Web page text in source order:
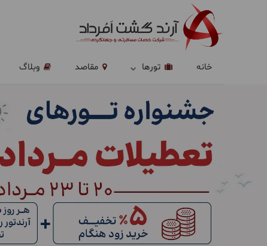
خانه تورها مقاصد وبلاگ